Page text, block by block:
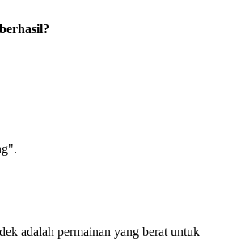
adalah permainan yang berat untuk